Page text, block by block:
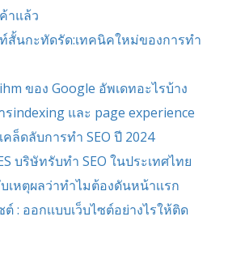
าแล้ว
สั้นกะทัดรัด:เทคนิคใหม่ของการทำ
ของ Google อัพเดทอะไรบ้าง
รindexing และ page experience
คล็ดลับการทำ SEO ปี 2024
บริษัทรับทำ SEO ในประเทศไทย
เหตุผลว่าทำไมต้องดันหน้าเเรก
ต์ : ออกเเบบเว็บไซต์อย่างไรให้ติด